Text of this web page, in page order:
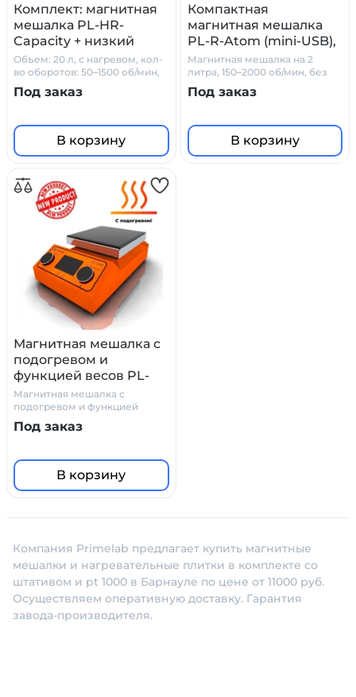
Комплект: магнитная
мешалка PL-HR-
Capacity + низкий
стакан + датчик
PT1000 + штатив
Primelab
Объем: 20 л, с нагревом, кол-
во оборотов: 50–1500 об/мин,
стеклокерамика
Под заказ
В корзину
Компактная
магнитная мешалка
PL-R-Atom (mini-USB),
2 л.
Магнитная мешалка на 2
литра, 150–2000 об/мин, без
нагрева, mini-USB
Под заказ
В корзину
Магнитная мешалка с
подогревом и
функцией весов PL-
HRS
Магнитная мешалка с
подогревом и функцией
весов PL-HRS — компактная,
надежная и практичная. Одно
совокупности характеристик,
устройств на современном
рынке.
Под заказ
В корзину
Компания Primelab предлагает купить магнитные
мешалки и нагревательные плитки в комплекте со
штативом и pt 1000 в Барнауле по цене от 11000 руб.
Осуществляем оперативную доставку. Гарантия
завода-производителя.